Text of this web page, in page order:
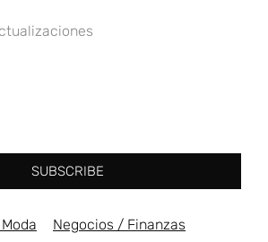
SUBSCRIBE
Negocios / Finanzas